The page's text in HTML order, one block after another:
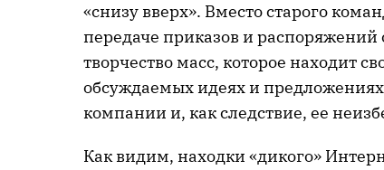
«снизу вверх». Вместо старого
передаче приказов и
творчество масс, которое находит
обсуждаемых идеях и
компании и, как следствие, ее
Как видим, находки «дикого»